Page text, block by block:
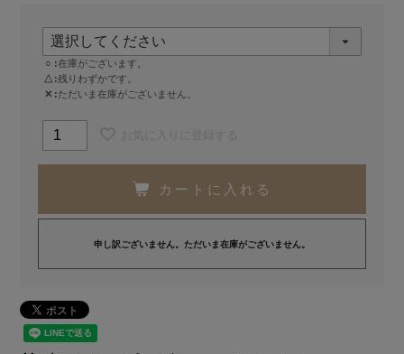
○
在庫がございます。
△ 残りわずかです。
✕
ただいま在庫がございません。
カートに入れる
申し訳ございません。ただいま在庫がございません。